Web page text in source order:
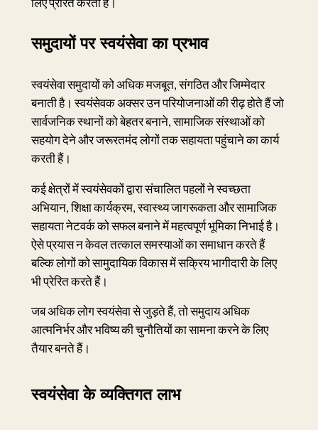
लिए प्रेरित करता है।
समुदायों पर स्वयंसेवा का प्रभाव
स्वयंसेवा समुदायों को अधिक मजबूत, संगठित और जिम्मेदार
बनाती है। स्वयंसेवक अक्सर उन परियोजनाओं की रीढ़ होते हैं जो
सार्वजनिक स्थानों को बेहतर बनाने, सामाजिक संस्थाओं को
सहयोग देने और जरूरतमंद लोगों तक सहायता पहुंचाने का कार्य
करती हैं।
कई क्षेत्रों में स्वयंसेवकों द्वारा संचालित पहलों ने स्वच्छता
अभियान, शिक्षा कार्यक्रम, स्वास्थ्य जागरूकता और सामाजिक
सहायता नेटवर्क को सफल बनाने में महत्वपूर्ण भूमिका निभाई है।
ऐसे प्रयास न केवल तत्काल समस्याओं का समाधान करते हैं
बल्कि लोगों को सामुदायिक विकास में सक्रिय भागीदारी के लिए
भी प्रेरित करते हैं।
जब अधिक लोग स्वयंसेवा से जुड़ते हैं, तो समुदाय अधिक
आत्मनिर्भर और भविष्य की चुनौतियों का सामना करने के लिए
तैयार बनते हैं।
स्वयंसेवा के व्यक्तिगत लाभ